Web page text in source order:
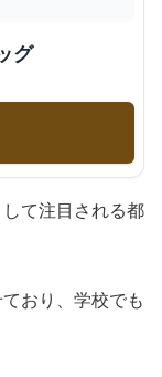
グ
て注目される都
おり、学校でも